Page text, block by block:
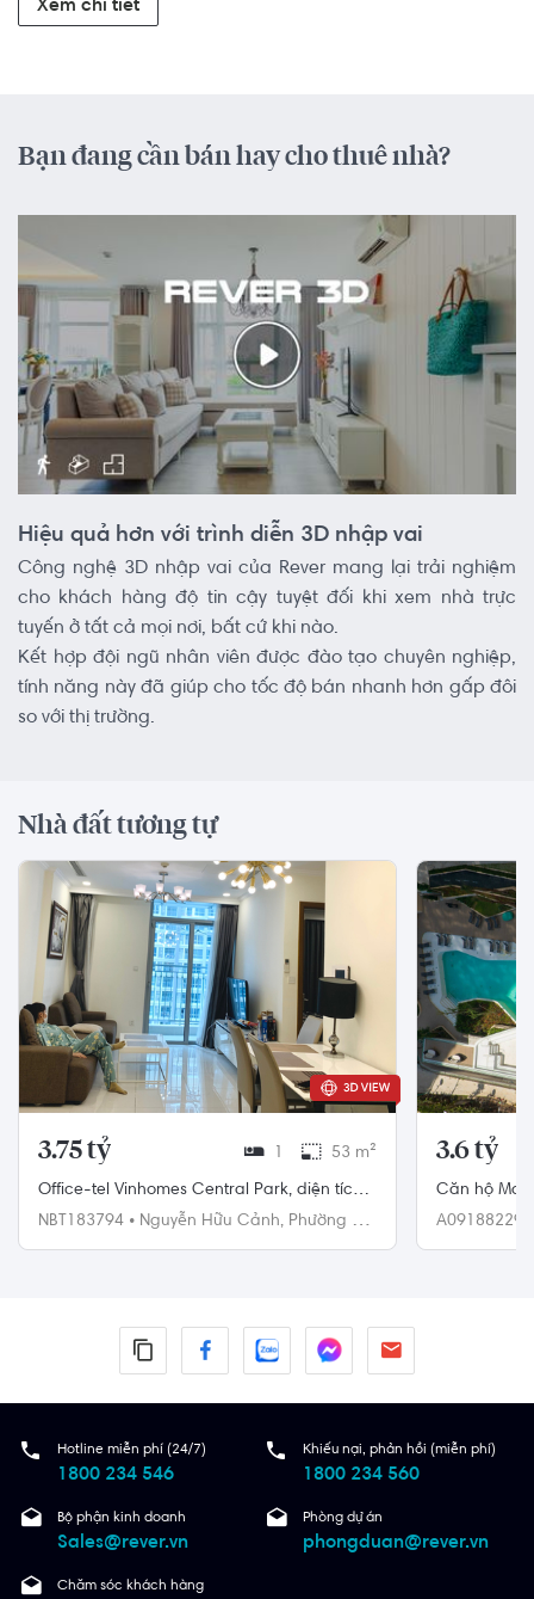
Xem chi tiết
Bạn đang cần bán hay cho thuê nhà?
Hiệu quả hơn với trình diễn 3D nhập vai
Công nghệ 3D nhập vai của Rever mang lại trải nghiệm
cho khách hàng độ tin cậy tuyệt đối khi xem nhà trực
tuyến ở tất cả mọi nơi, bất cứ khi nào.
Kết hợp đội ngũ nhân viên được đào tạo chuyên nghiệp,
tính năng này đã giúp cho tốc độ bán nhanh hơn gấp đôi
so với thị trường.
Nhà đất tương tự
3.75 tỷ 1 53 m²
Office-tel Vinhomes Central Park, diện tích
52 m²
NBT183794 • Nguyễn Hữu Cảnh, Phường 22,
3.6 tỷ
Căn hộ
Nam, diện
A09188229
Hotline miễn phí (24/7)
1800 234 546
Khiếu nại, phản hồi (miễn phí)
1800 234 560
Bộ phận kinh doanh
Sales@rever.vn
Phòng dự án
phongduan@rever.vn
Chăm sóc khách hàng